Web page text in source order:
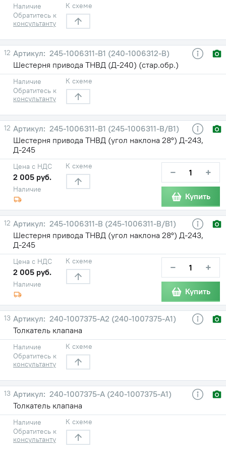
Наличие
Обратитесь к
консультанту
К схеме
12
245-1006311-В1 (240-1006312-В)
Шестерня привода ТНВД (Д-240) (стар.обр.)
Наличие
Обратитесь к
консультанту
К схеме
12
245-1006311-В1 (245-1006311-В/В1)
Шестерня привода ТНВД (угол наклона 28°) Д-243,
Д-245
Наличие
Цена с НДС
2 005 руб.
К схеме − +
Купить
12
245-1006311-В (245-1006311-В/В1)
Шестерня привода ТНВД (угол наклона 28°) Д-243,
Д-245
Наличие
Цена с НДС
2 005 руб.
К схеме − +
Купить
13
240-1007375-А2 (240-1007375-А1)
Толкатель клапана
Наличие
Обратитесь к
консультанту
К схеме
13
240-1007375-А (240-1007375-А1)
Толкатель клапана
Наличие
Обратитесь к
консультанту
К схеме